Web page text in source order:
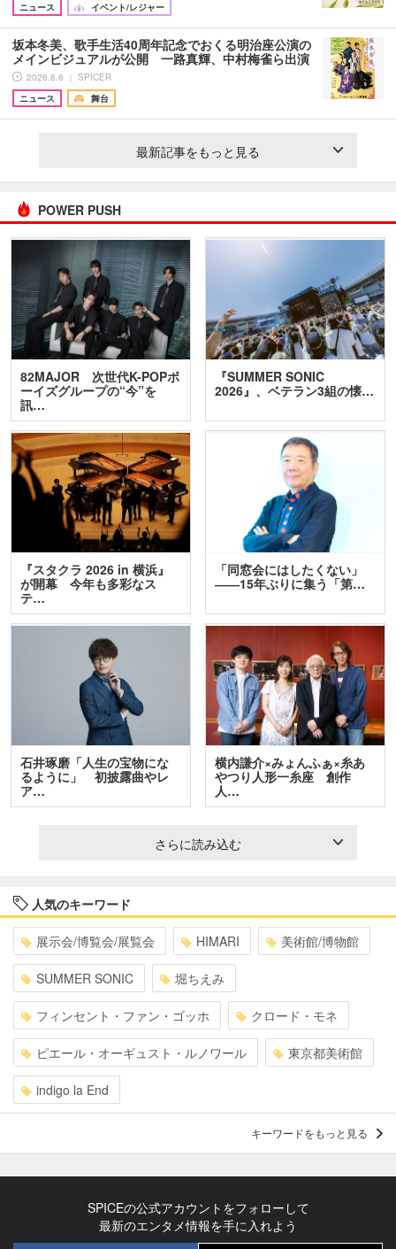
ニュース
イベント/レジャー
坂本冬美、歌手生活40周年記念でおくる明治座公演の
メインビジュアルが公開 一路真輝、中村梅雀ら出演
2026.8.6 ｜ SPICER
ニュース
舞台
最新記事をもっと見る
POWER PUSH
82MAJOR 次世代K-POPボ
ーイズグループの“今”を
訊…
『SUMMER SONIC
2026』、ベテラン3組の懐…
『スタクラ 2026 in 横浜』
が開幕 今年も多彩なス
テ…
「同窓会にはしたくない」
――15年ぶりに集う「第…
石井琢磨「人生の宝物にな
るように」 初披露曲やレ
ア…
横内謙介×みょんふぁ×糸あ
やつり人形一糸座 創作
人…
さらに読み込む
人気のキーワード
展示会/博覧会/展覧会 HIMARI 美術館/博物館
SUMMER SONIC 堀ちえみ
フィンセント・ファン・ゴッホ クロード・モネ
ピエール・オーギュスト・ルノワール 東京都美術館
indigo la End
キーワードをもっと見る
SPICEの公式アカウントをフォローして
最新のエンタメ情報を手に入れよう